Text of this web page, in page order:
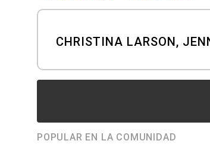
CHRISTINA LARSON,
POPULAR EN LA COMUNIDAD